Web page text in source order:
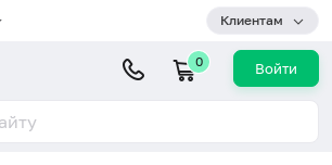
Клиентам
0 Войти